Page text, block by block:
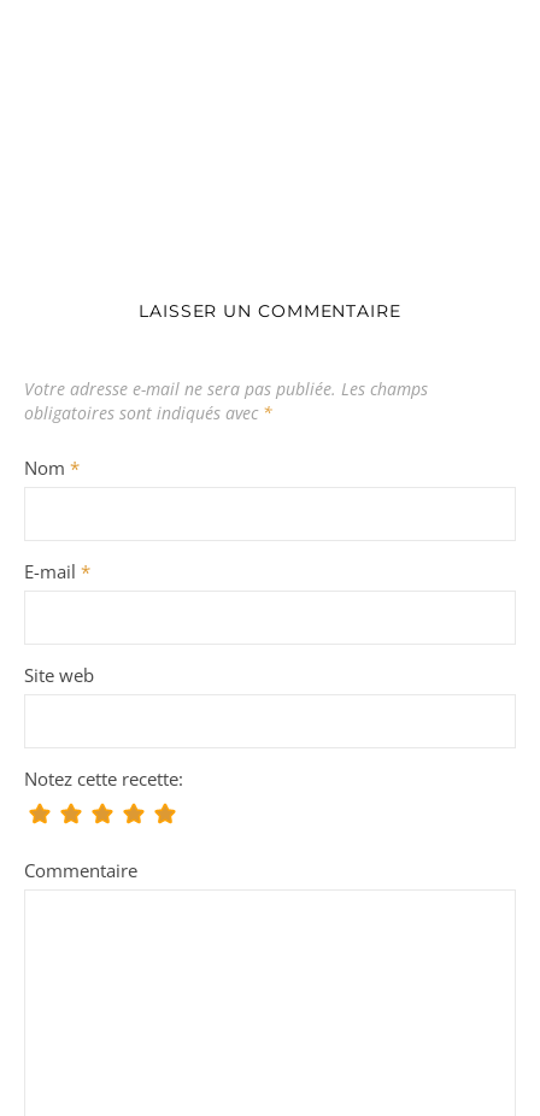
LAISSER UN COMMENTAIRE
Votre adresse e-mail ne sera pas publiée. Les champs
obligatoires sont indiqués avec *
Nom *
E-mail *
Site web
Notez cette recette:
Commentaire